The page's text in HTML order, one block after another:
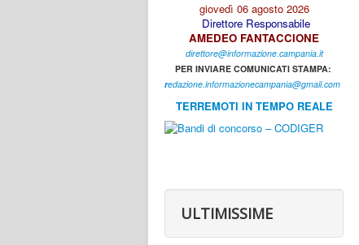
giovedì 06 agosto 2026
Direttore Responsabile
AMEDEO FANTACCIONE
direttore@informazione.campania.it
PER INVIARE COMUNICATI STAMPA:
redazione.informazionecampania@gmail.com
TERREMOTI IN TEMPO REALE
ULTIMISSIME